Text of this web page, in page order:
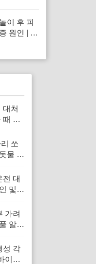
칙
이 후 피
원인 | 수
대처
때 응
쏘
물 세
전 대
및
가려
알레
성 각
이러